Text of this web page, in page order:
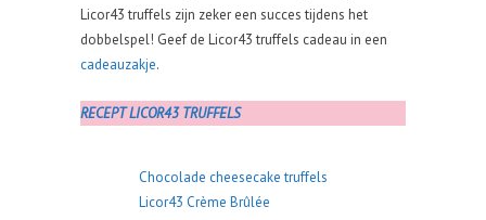
Licor43 truffels zijn zeker een succes tijdens het
dobbelspel! Geef de Licor43 truffels cadeau in een
cadeauzakje.
RECEPT LICOR43 TRUFFELS
Chocolade cheesecake truffels
Licor43 Crème Brûlée